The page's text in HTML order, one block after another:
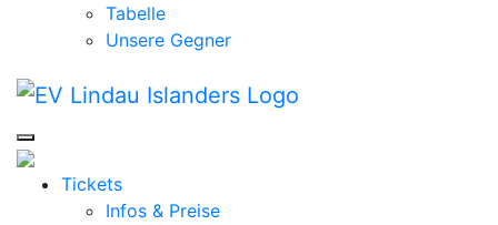
Tabelle
Unsere Gegner
Tickets
Infos & Preise